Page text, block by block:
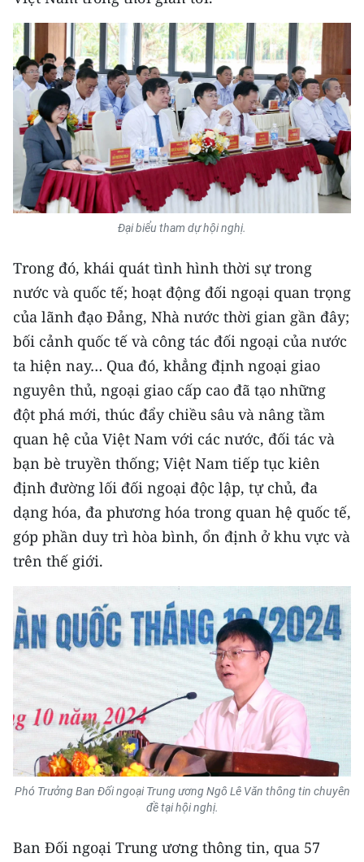
Đông Nam Bộ
Đồng bằng sông Cửu Long
Chuyên trang Hà Nội
Chuyên trang TP. Hồ Chí Minh
CHUYÊN ĐỀ
CÁC CHUYÊN TRANG
VỀ BÁO NHÂN DÂN
THỜI NAY
NHÂN DÂN CUỐI TUẦN
NHÂN DÂN HẰNG THÁNG
MUA BÁO
ĐỌC BÁO IN
ENGLISH
中文
FRANÇAIS
РУССКИЙ
한국어
Đại biểu tham dự hội nghị.
Trong đó, khái quát tình hình thời sự trong
nước và quốc tế; hoạt động đối ngoại quan trọng
của lãnh đạo Đảng, Nhà nước thời gian gần đây;
bối cảnh quốc tế và công tác đối ngoại của nước
ta hiện nay… Qua đó, khẳng định ngoại giao
nguyên thủ, ngoại giao cấp cao đã tạo những
đột phá mới, thúc đẩy chiều sâu và nâng tầm
quan hệ của Việt Nam với các nước, đối tác và
bạn bè truyền thống; Việt Nam tiếp tục kiên
định đường lối đối ngoại độc lập, tự chủ, đa
dạng hóa, đa phương hóa trong quan hệ quốc tế,
góp phần duy trì hòa bình, ổn định ở khu vực và
trên thế giới.
Phó Trưởng Ban Đối ngoại Trung ương Ngô Lê Văn thông tin chuyên
đề tại hội nghị.
Ban Đối ngoại Trung ương thông tin, qua 57